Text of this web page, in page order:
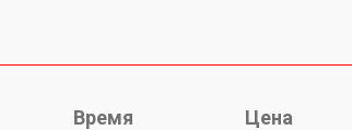
Время Цена